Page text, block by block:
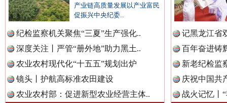
一枚“钉子”竟然扎入要害部门
产业链高质量发展以产业富民
促振兴中央纪委..
纪检监察机关聚焦“三夏”生产强化..
深度关注丨严管“册外地”助力黑土..
农业农村现代化“十五五”规划出炉
镜头丨护航高标准农田建设
农业农村部：促进新型农业经营主体..
记黑龙江省
百年奋进铸
新老纪检监
庆祝中国共
战火记忆丨